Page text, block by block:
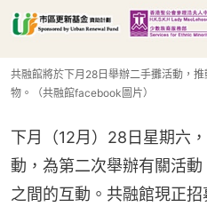
共融館將於下月28日舉辦二手攤活動，
物。（共融館facebook圖片）
下月（12月）28日星期六
動，為第二次舉辦有關活
之間的互動。共融館現正